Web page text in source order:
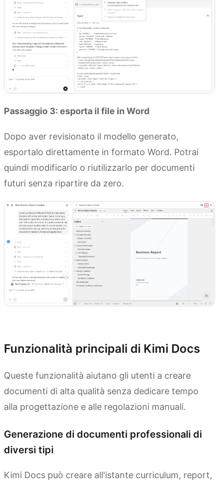
Passaggio 3: esporta il file in Word
Dopo aver revisionato il modello generato,
esportalo direttamente in formato Word. Potrai
quindi modificarlo o riutilizzarlo per documenti
futuri senza ripartire da zero.
Funzionalità principali di Kimi Docs
Queste funzionalità aiutano gli utenti a creare
documenti di alta qualità senza dedicare tempo
alla progettazione e alle regolazioni manuali.
Generazione di documenti professionali di
diversi tipi
Kimi Docs può creare all'istante curriculum, report,